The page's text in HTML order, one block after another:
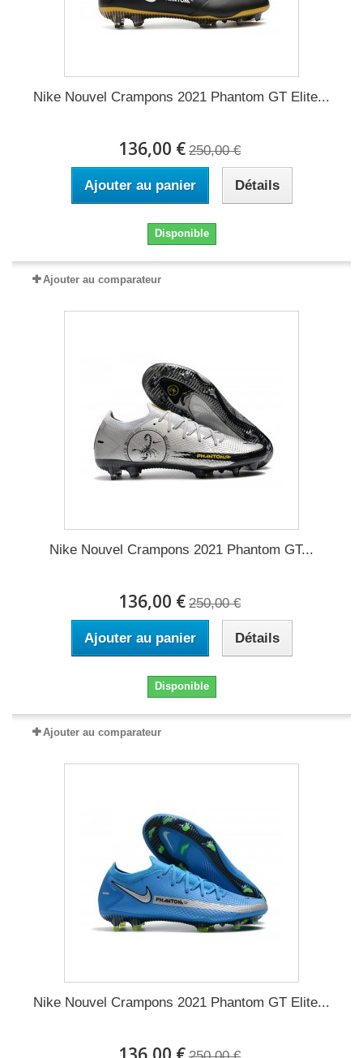
Nike Nouvel Crampons 2021 Phantom GT Elite...
136,00 € 250,00 €
Ajouter au panier Détails
Disponible
Ajouter au comparateur
Nike Nouvel Crampons 2021 Phantom GT...
136,00 € 250,00 €
Ajouter au panier Détails
Disponible
Ajouter au comparateur
Nike Nouvel Crampons 2021 Phantom GT Elite...